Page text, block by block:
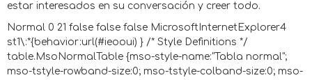
estar interesados en su conversación y creer todo.
Normal 0 21 false false false MicrosoftInternetExplorer4
st1\:*{behavior:url(#ieooui) } /* Style Definitions */
table.MsoNormalTable {mso-style-name:"Tabla normal";
mso-tstyle-rowband-size:0; mso-tstyle-colband-size:0; mso-